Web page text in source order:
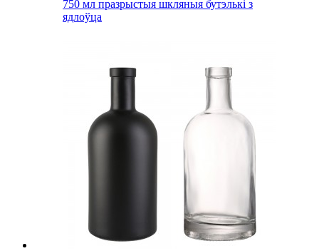
750 мл празрыстыя шкляныя бутэлькі з
ядлоўца